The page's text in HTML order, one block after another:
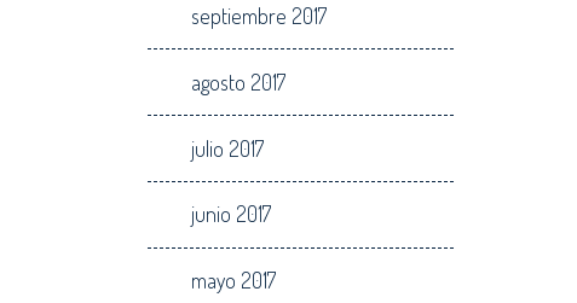
septiembre 2017
agosto 2017
julio 2017
junio 2017
mayo 2017